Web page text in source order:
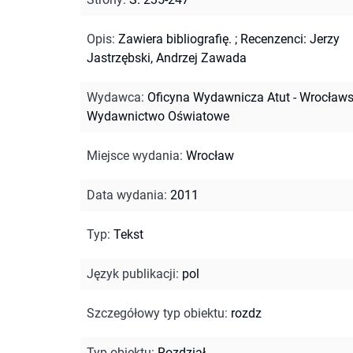
Opis: Zawiera bibliografię. ; Recenzenci: Jerzy
Jastrzębski, Andrzej Zawada
Wydawca: Oficyna Wydawnicza Atut -
Wydawnictwo Oświatowe
Miejsce wydania: Wrocław
Data wydania: 2011
Typ: Tekst
Język publikacji: pol
Szczegółowy typ obiektu: rozdz